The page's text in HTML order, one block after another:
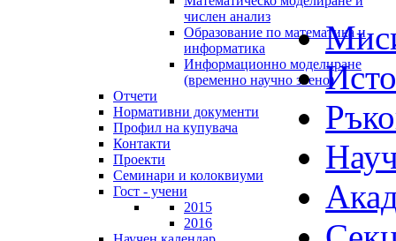
числен анализ
Образование по математика и
информатика
Информационно моделиране
(временно научно звено)
Отчети
Нормативни документи
Профил на купувача
Контакти
Проекти
Семинари и колоквиуми
Гост - учени
2015
2016